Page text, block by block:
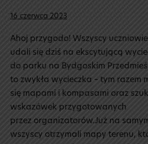
16 czerwca 2023
Ahoj przygodo! Wszyscy uczniowie
udali się dziś na ekscytującą
do parku na Bydgoskim
to zwykła wycieczka – tym razem
się mapami i kompasami oraz
wskazówek przygotowanych
przez organizatorów.Już na
wszyscy otrzymali mapy terenu,